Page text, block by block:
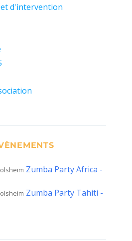
et d'intervention
Zumba Party Africa -
Zumba Party Tahiti -